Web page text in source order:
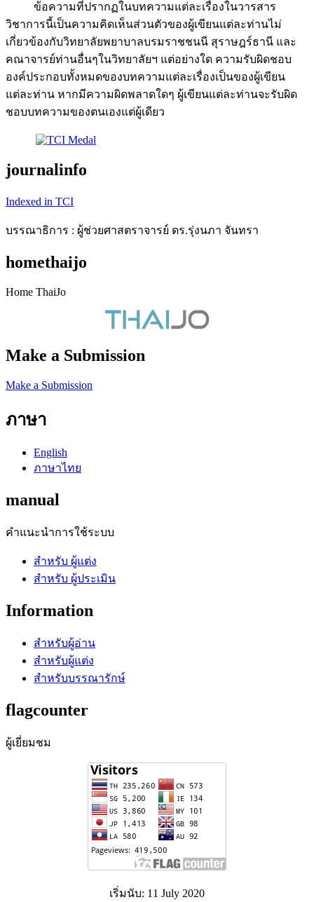
ข้อความที่ปรากฏในบทความแต่ละเรื่องในวารสาร
วิชาการนี้เป็นความคิดเห็นส่วนตัวของผู้เขียนแต่ละท่านไม่
เกี่ยวข้องกับวิทยาลัยพยาบาลบรมราชชนนี สุราษฎร์ธานี และ
คณาจารย์ท่านอื่นๆในวิทยาลัยฯ แต่อย่างใด ความรับผิดชอบ
องค์ประกอบทั้งหมดของบทความแต่ละเรื่องเป็นของผู้เขียน
แต่ละท่าน หากมีความผิดพลาดใดๆ ผู้เขียนแต่ละท่านจะรับผิด
ชอบบทความของตนเองแต่ผู้เดียว
journalinfo
Indexed in TCI
บรรณาธิการ : ผู้ช่วยศาสตราจารย์ ดร.รุ่งนภา จันทรา
homethaijo
Home ThaiJo
Make a Submission
Make a Submission
ภาษา
English
ภาษาไทย
manual
คำแนะนำการใช้ระบบ
สำหรับ ผู้แต่ง
สำหรับ ผู้ประเมิน
Information
สำหรับผู้อ่าน
สำหรับผู้แต่ง
สำหรับบรรณารักษ์
flagcounter
ผู้เยี่ยมชม
เริ่มนับ: 11 July 2020